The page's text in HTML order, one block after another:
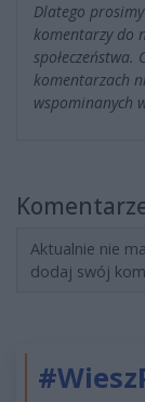
Dlatego
komentarzy do
społeczeństwa.
komentarzach
wspominanych
Aktualnie nie
dodaj swój